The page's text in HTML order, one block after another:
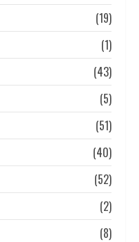
(19)
(1)
(43)
(5)
(51)
(40)
(52)
(2)
(8)